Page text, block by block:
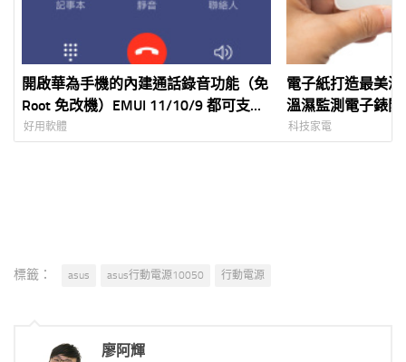
開啟華為手機的內建通話錄音功能（免
Root 免改機）EMUI 11/10/9 都可支
援！P30/20/P10/Mate10 測試也可用
好用軟體
電子紙打造最美
溫濕監測電子錶開
科技家電
標籤： asus asus行動電源10050 行動電源
廖阿輝